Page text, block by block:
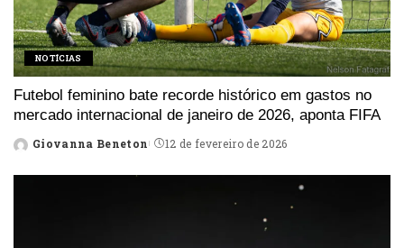
NOTÍCIAS
Futebol feminino bate recorde histórico em gastos no
mercado internacional de janeiro de 2026, aponta FIFA
Posted
Giovanna Beneton 12 de fevereiro de 2026